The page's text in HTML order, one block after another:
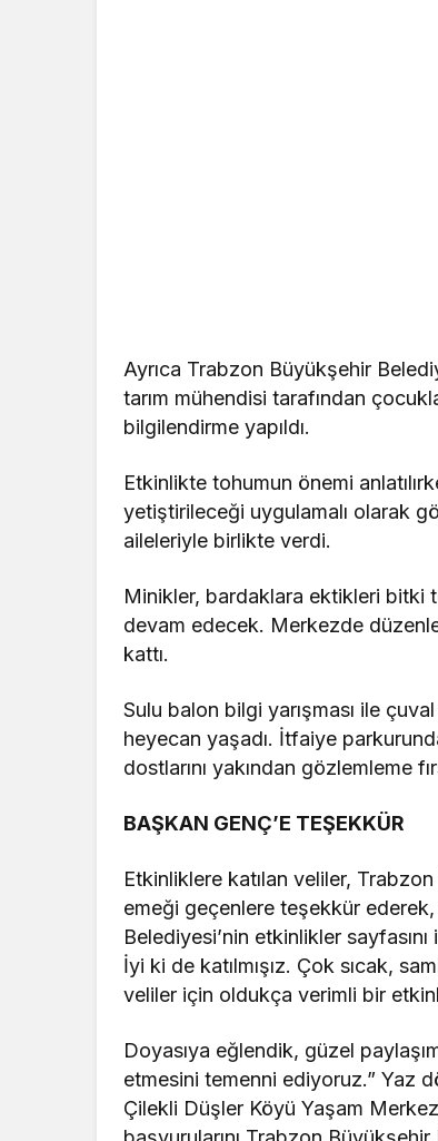
Ayrıca Trabzon Büyükşehir
tarım mühendisi tarafından
bilgilendirme yapıldı.
Etkinlikte tohumun önemi
yetiştirileceği uygulamalı olarak
aileleriyle birlikte verdi.
Minikler, bardaklara ektikleri bitki
devam edecek. Merkezde
kattı.
Sulu balon bilgi yarışması ile
heyecan yaşadı. İtfaiye
dostlarını yakından gözlemleme
BAŞKAN GENÇ’E TEŞEKKÜR
Etkinliklere katılan veliler,
emeği geçenlere teşekkür
Belediyesi’nin etkinlikler
İyi ki de katılmışız. Çok sıcak,
veliler için oldukça verimli bir
Doyasıya eğlendik, güzel
etmesini temenni ediyoruz.” Yaz
Çilekli Düşler Köyü Yaşam